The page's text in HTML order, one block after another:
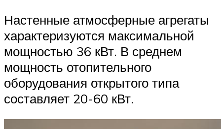
Настенные атмосферные агрегаты
характеризуются максимальной
мощностью 36 кВт. В среднем
мощность отопительного
оборудования открытого типа
составляет 20-60 кВт.